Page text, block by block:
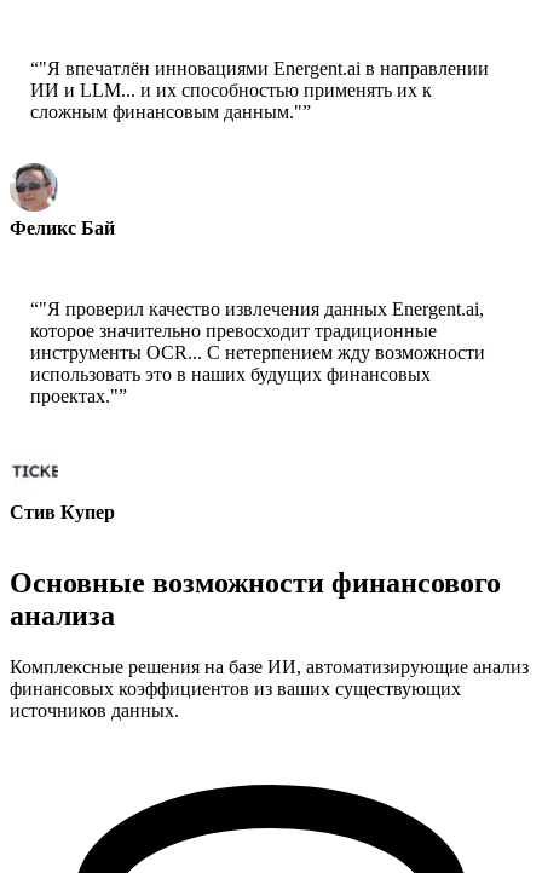
“"Я впечатлён инновациями Energent.ai в направлении
ИИ и LLM... и их способностью применять их к
сложным финансовым данным."”
Феликс Бай
“"Я проверил качество извлечения данных Energent.ai,
которое значительно превосходит традиционные
инструменты OCR... С нетерпением жду возможности
использовать это в наших будущих финансовых
проектах."”
Стив Купер
Основные возможности финансового
анализа
Комплексные решения на базе ИИ, автоматизирующие анализ
финансовых коэффициентов из ваших существующих
источников данных.